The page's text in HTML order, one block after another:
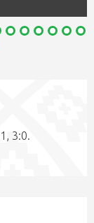
3:0.